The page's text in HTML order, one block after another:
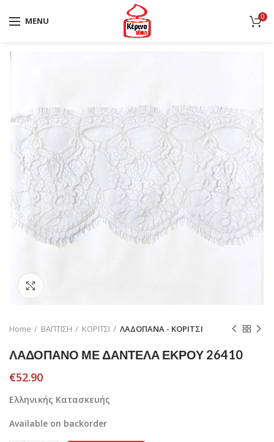
MENU 0
Home ΒΑΠΤΙΣΗ ΚΟΡΙΤΣΙ ΛΑΔΟΠΑΝΑ - ΚΟΡΙΤΣΙ
ΛΑΔΟΠΑΝΟ ΜΕ ΔΑΝΤΕΛΑ ΕΚΡΟΥ 26410
€52.90
Ελληνικής Κατασκευής
Available on backorder